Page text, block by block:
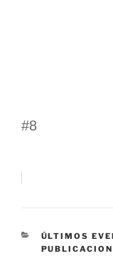
#8
CATEGORÍAS
ÚLTIMOS